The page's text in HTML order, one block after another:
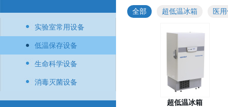
实验室常用设备
低温保存设备
生命科学设备
消毒灭菌设备
全部 超低温冰箱 医
超低温冰箱